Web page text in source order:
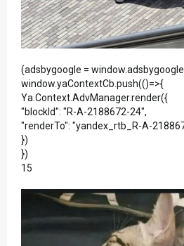
(adsbygoogle =
window.yaContextCb.push(()=>{
Ya.Context.AdvManager.render({
"blockId": "R-A-2188672-24",
"renderTo": "yandex_rtb_R-A-
})
})
15